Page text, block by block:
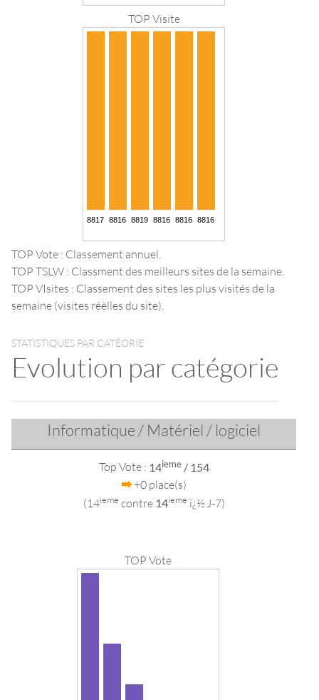
TOP Visite
TOP Vote : Classement annuel.
TOP TSLW : Classment des meilleurs sites de la semaine.
TOP VIsites : Classement des sites les plus visités de la
semaine (visites réèlles du site).
STATISTIQUES PAR CATÉORIE
Evolution par catégorie
Informatique / Matériel / logiciel
Top Vote : 14ieme/ 154
+0 place(s)
(14ieme contre 14ieme ï¿½ J-7)
TOP Vote